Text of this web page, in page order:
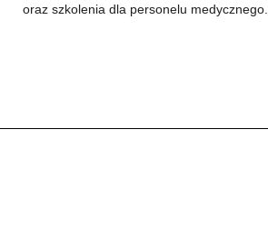
oraz szkolenia dla personelu medycznego.